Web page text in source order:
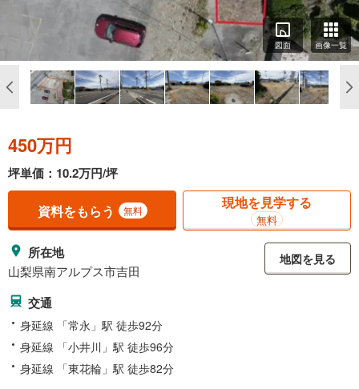
図面 画像一覧
450万円
坪単価：10.2万円/坪
資料をもらう 無料 現地を見学する
無料
所在地
山梨県南アルプス市吉田
地図を見る
交通
身延線 「常永」駅 徒歩92分
身延線 「小井川」駅 徒歩96分
身延線 「東花輪」駅 徒歩82分